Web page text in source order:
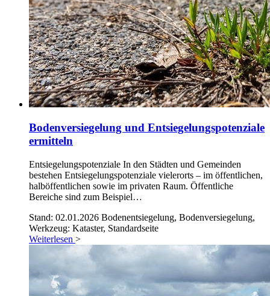
Bodenversiegelung und Entsiegelungspotenziale
ermitteln
Entsiegelungspotenziale In den Städten und Gemeinden
bestehen Entsiegelungspotenziale vielerorts – im öffentlichen,
halböffentlichen sowie im privaten Raum. Öffentliche
Bereiche sind zum Beispiel…
Stand: 02.01.2026 Bodenentsiegelung, Bodenversiegelung,
Werkzeug: Kataster, Standardseite
Weiterlesen >